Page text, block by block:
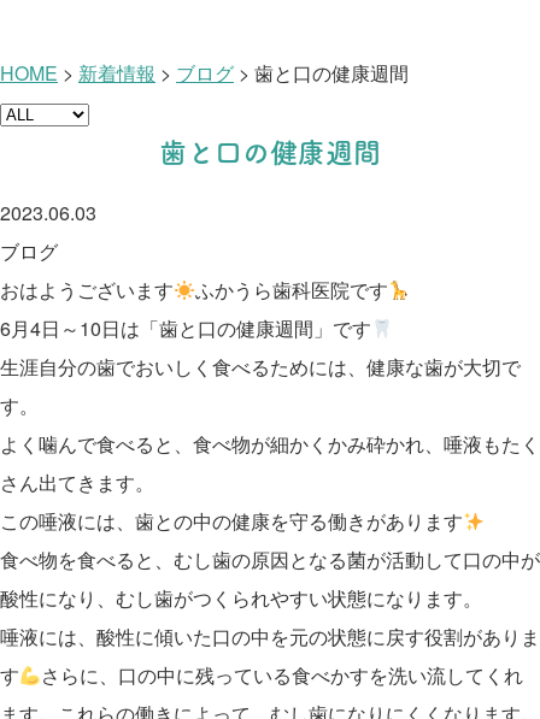
HOME > 新着情報 > ブログ > 歯と口の健康週間
歯と口の健康週間
2023.06.03
ブログ
おはようございます
ふかうら歯科医院です
6月4日～10日は「歯と口の健康週間」です
生涯自分の歯でおいしく食べるためには、健康な歯が大切で
す。
よく噛んで食べると、食べ物が細かくかみ砕かれ、唾液もたく
さん出てきます。
この唾液には、歯との中の健康を守る働きがあります
食べ物を食べると、むし歯の原因となる菌が活動して口の中が
酸性になり、むし歯がつくられやすい状態になります。
唾液には、酸性に傾いた口の中を元の状態に戻す役割がありま
す
さらに、口の中に残っている食べかすを洗い流してくれ